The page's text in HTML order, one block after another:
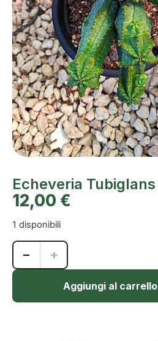
Echeveria Tubiglans
12,00 €
1 disponibili
− +
Aggiungi al carrello